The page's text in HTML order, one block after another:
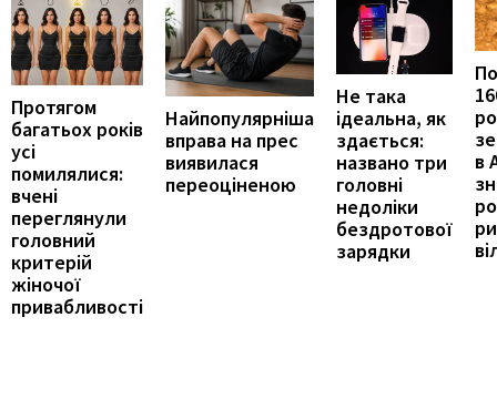
Протягом
багатьох років
усі
помилялися:
вчені
переглянули
головний
критерій
жіночої
привабливості
Найпопулярніша
вправа на прес
виявилася
переоціненою
Не така
ідеальна, як
здається:
названо три
головні
недоліки
бездротової
зарядки
в